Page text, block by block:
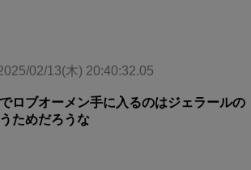
02/13(木) 20:40:32.05
ロブオーメン手に入るのはジェラールの
ためだろうな